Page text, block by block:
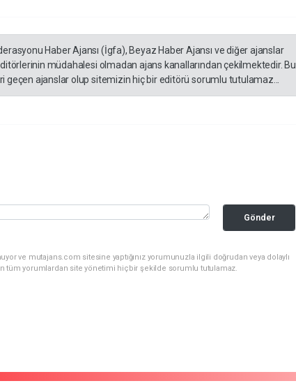
Haber Ajansı (İgfa), Beyaz Haber Ajansı ve diğer ajanslar
müdahalesi olmadan ajans kanallarından çekilmektedir. Bu
ajanslar olup sitemizin hiç bir editörü sorumlu tutulamaz...
Gönder
ve mutajans.com sitesine yaptığınız yorumunuzla ilgili doğrudan veya dolaylı
tüm yorumlardan site yönetimi hiçbir şekilde sorumlu tutulamaz.